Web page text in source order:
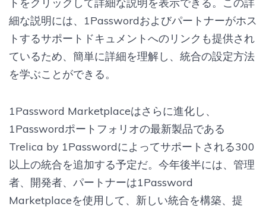
細な説明には、1Passwordおよびパートナーがホス
トするサポートドキュメントへのリンクも提供され
ているため、簡単に詳細を理解し、統合の設定方法
を学ぶことができる。
1Password Marketplaceはさらに進化し、
1Passwordポートフォリオの最新製品である
Trelica by 1Passwordによってサポートされる300
以上の統合を追加する予定だ。今年後半には、管理
者、開発者、パートナーは1Password
Marketplaceを使用して、新しい統合を構築、提